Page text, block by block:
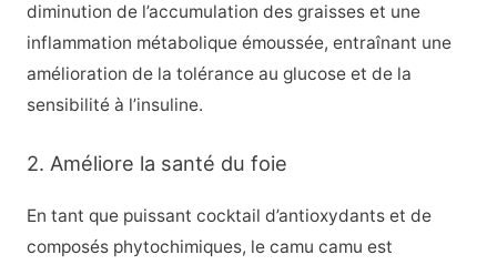
diminution de l’accumulation des graisses et une
inflammation métabolique émoussée, entraînant une
amélioration de la tolérance au glucose et de la
sensibilité à l’insuline.
2. Améliore la santé du foie
En tant que puissant cocktail d’antioxydants et de
composés phytochimiques, le camu camu est